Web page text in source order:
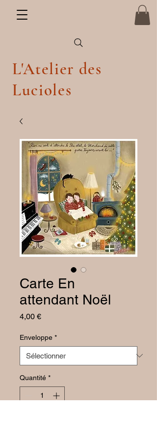
L'Atelier des
Lucioles
Carte En
attendant Noël
4,00 €Prix
Enveloppe *
Quantité *